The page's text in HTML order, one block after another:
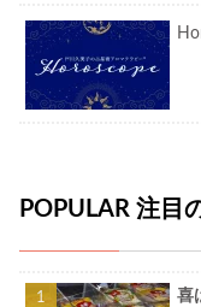
POPULAR 注目
喜